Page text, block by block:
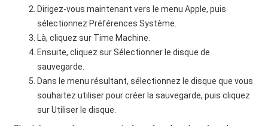
Dirigez-vous maintenant vers le menu Apple, puis
sélectionnez Préférences Système.
Là, cliquez sur Time Machine.
Ensuite, cliquez sur Sélectionner le disque de
sauvegarde.
Dans le menu résultant, sélectionnez le disque que vous
souhaitez utiliser pour créer la sauvegarde, puis cliquez
sur Utiliser le disque.